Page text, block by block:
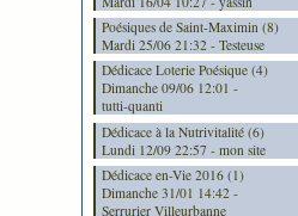
Poésiques de Saint-Maximin (8)
Mardi 25/06 21:32 - Testeuse
Dédicace Loterie Poésique (4)
Dimanche 09/06 12:01 -
tutti-quanti
Dédicace à la Nutrivitalité (6)
Lundi 12/09 22:57 - mon site
Dédicace en-Vie 2016 (1)
Dimanche 31/01 14:42 -
Serrurier Villeurbanne